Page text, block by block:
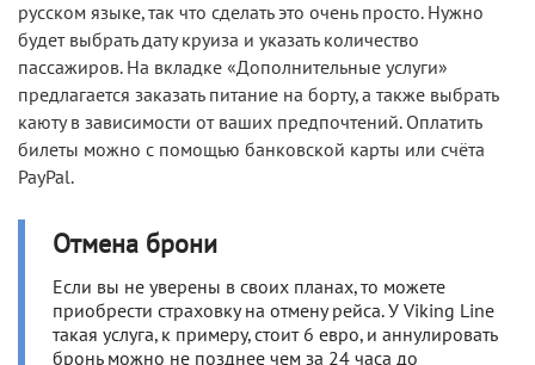
русском языке, так что сделать это очень просто. Нужно
будет выбрать дату круиза и указать количество
пассажиров. На вкладке «Дополнительные услуги»
предлагается заказать питание на борту, а также выбрать
каюту в зависимости от ваших предпочтений. Оплатить
билеты можно с помощью банковской карты или счёта
PayPal.
Отмена брони
Если вы не уверены в своих планах, то можете
приобрести страховку на отмену рейса. У Viking Line
такая услуга, к примеру, стоит 6 евро, и аннулировать
бронь можно не позднее чем за 24 часа до